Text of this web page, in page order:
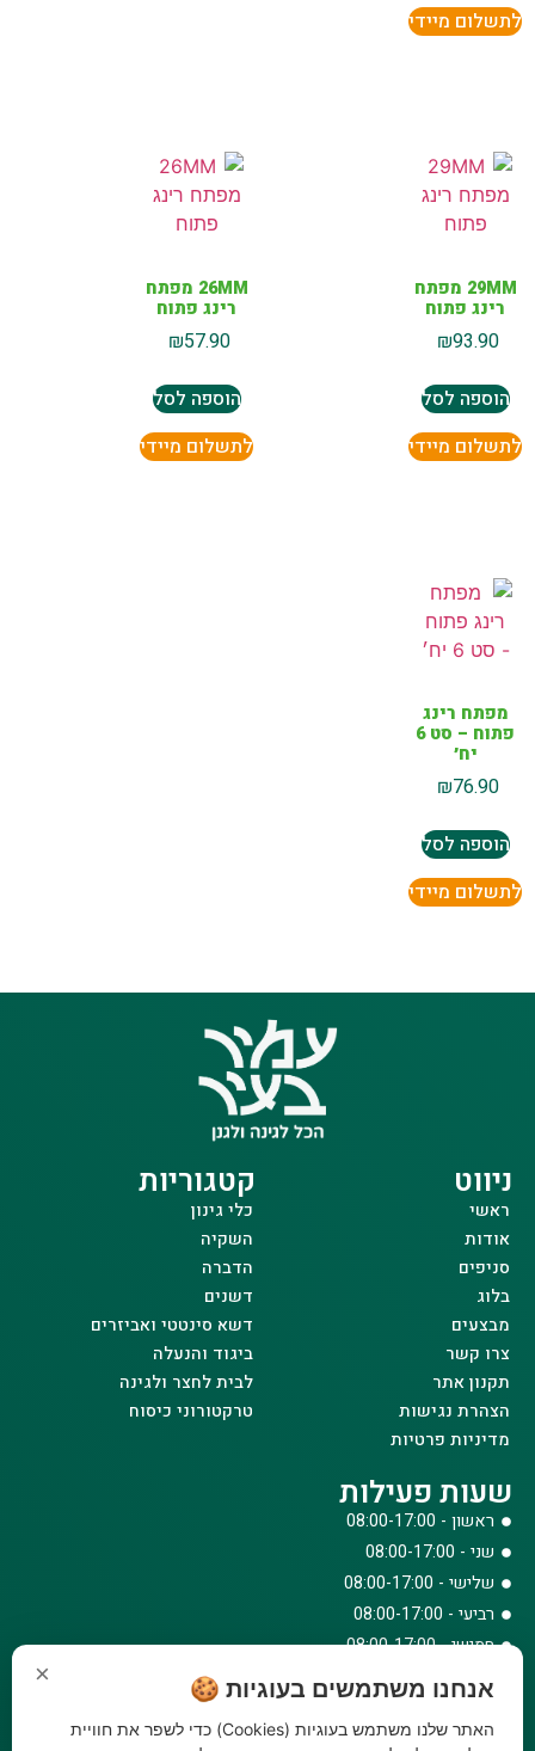
לתשלום מיידי
29MM מפתח
רינג פתוח
₪93.90
הוספה לסל
לתשלום מיידי
26MM מפתח
רינג פתוח
₪57.90
הוספה לסל
לתשלום מיידי
מפתח רינג
פתוח – סט 6
יח׳
₪76.90
הוספה לסל
לתשלום מיידי
ניווט
ראשי
אודות
סניפים
בלוג
מבצעים
צרו קשר
תקנון אתר
הצהרת נגישות
מדיניות פרטיות
קטגוריות
כלי גינון
השקיה
הדברה
דשנים
דשא סינטטי ואביזרים
ביגוד והנעלה
לבית לחצר ולגינה
טרקטורוני כיסוח
שעות פעילות
ראשון - 08:00-17:00
שני - 08:00-17:00
שלישי - 08:00-17:00
רביעי - 08:00-17:00
חמישי - 08:00-17:00
צרו קשר
× אנחנו משתמשים בעוגיות 🍪
האתר שלנו משתמש בעוגיות (Cookies) כדי לשפר את חוויית